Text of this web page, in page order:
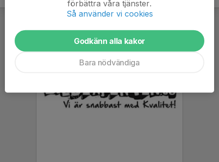
förbättra våra tjänster.
Så använder vi cookies
Godkänn alla kakor
Bara nödvändiga